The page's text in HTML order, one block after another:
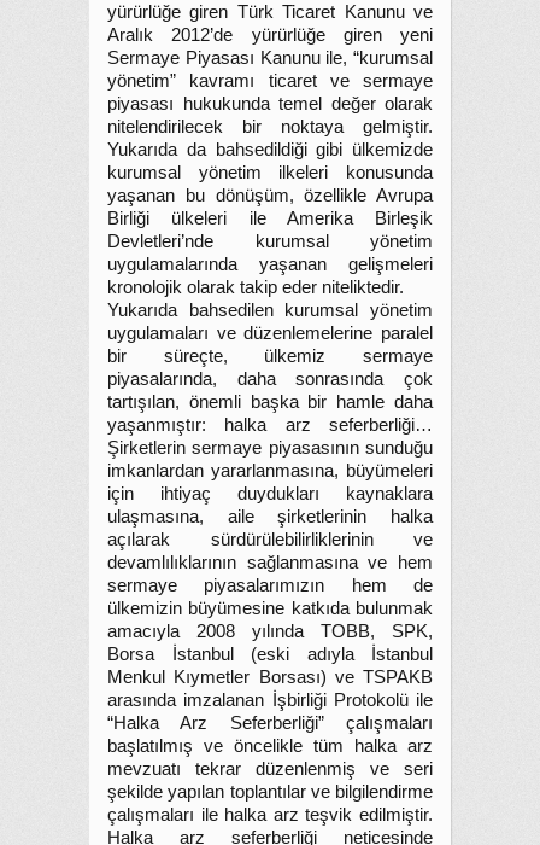
yürürlüğe giren Türk Ticaret Kanunu ve
Aralık 2012’de yürürlüğe giren yeni
Sermaye Piyasası Kanunu ile, “kurumsal
yönetim” kavramı ticaret ve sermaye
piyasası hukukunda temel değer olarak
nitelendirilecek bir noktaya gelmiştir.
Yukarıda da bahsedildiği gibi ülkemizde
kurumsal yönetim ilkeleri konusunda
yaşanan bu dönüşüm, özellikle Avrupa
Birliği ülkeleri ile Amerika Birleşik
Devletleri’nde kurumsal yönetim
uygulamalarında yaşanan gelişmeleri
kronolojik olarak takip eder niteliktedir.
Yukarıda bahsedilen kurumsal yönetim
uygulamaları ve düzenlemelerine paralel
bir süreçte, ülkemiz sermaye
piyasalarında, daha sonrasında çok
tartışılan, önemli başka bir hamle daha
yaşanmıştır: halka arz seferberliği…
Şirketlerin sermaye piyasasının sunduğu
imkanlardan yararlanmasına, büyümeleri
için ihtiyaç duydukları kaynaklara
ulaşmasına, aile şirketlerinin halka
açılarak sürdürülebilirliklerinin ve
devamlılıklarının sağlanmasına ve hem
sermaye piyasalarımızın hem de
ülkemizin büyümesine katkıda bulunmak
amacıyla 2008 yılında TOBB, SPK,
Borsa İstanbul (eski adıyla İstanbul
Menkul Kıymetler Borsası) ve TSPAKB
arasında imzalanan İşbirliği Protokolü ile
“Halka Arz Seferberliği” çalışmaları
başlatılmış ve öncelikle tüm halka arz
mevzuatı tekrar düzenlenmiş ve seri
şekilde yapılan toplantılar ve bilgilendirme
çalışmaları ile halka arz teşvik edilmiştir.
Halka arz seferberliği neticesinde